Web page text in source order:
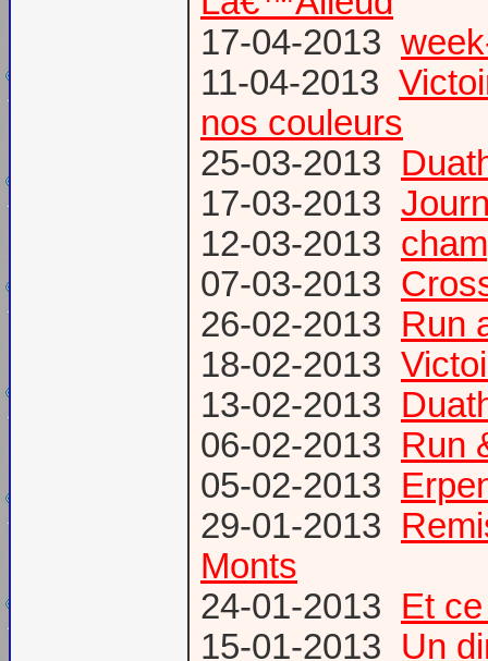
17-04-2013
11-04-2013
nos couleurs
25-03-2013
17-03-2013
12-03-2013
07-03-2013
26-02-2013 Run
18-02-2013
13-02-2013
06-02-2013 Run
05-02-2013
29-01-2013
Monts
24-01-2013 Et
15-01-2013 Un